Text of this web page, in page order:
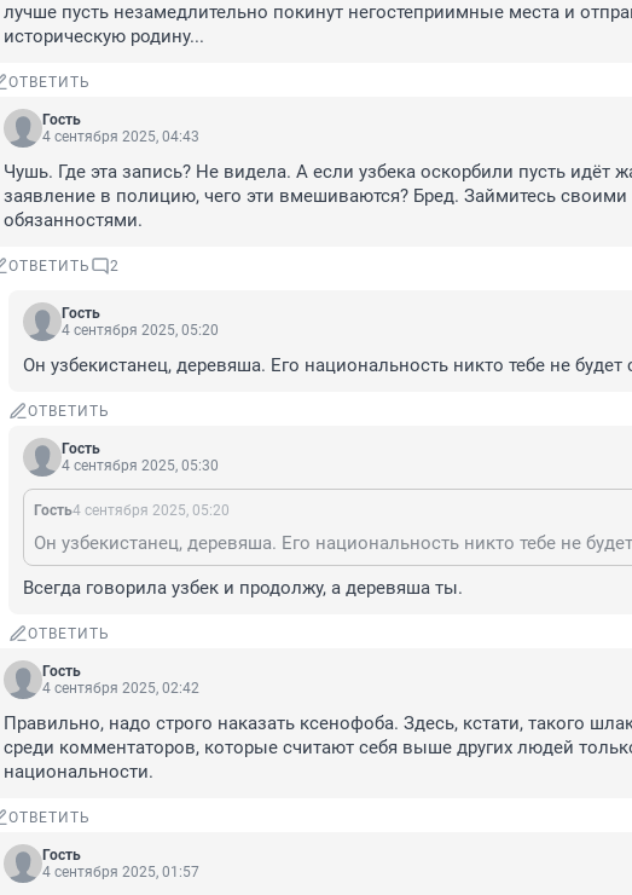
лучше пусть незамедлительно покинут негостеприимные места и
историческую родину...
ОТВЕТИТЬ
Гость
4 сентября 2025, 04:43
Чушь. Где эта запись? Не видела. А если узбека оскорбили пусть идёт
заявление в полицию, чего эти вмешиваются? Бред. Займитесь
обязанностями.
ОТВЕТИТЬ 2
Гость
4 сентября 2025, 05:20
Он узбекистанец, деревяша. Его национальность никто тебе не будет
ОТВЕТИТЬ
Гость
4 сентября 2025, 05:30
Гость4 сентября 2025, 05:20
Он узбекистанец, деревяша. Его национальность никто тебе не
Всегда говорила узбек и продолжу, а деревяша ты.
ОТВЕТИТЬ
Гость
4 сентября 2025, 02:42
Правильно, надо строго наказать ксенофоба. Здесь, кстати, такого
среди комментаторов, которые считают себя выше других людей
национальности.
ОТВЕТИТЬ
Гость
4 сентября 2025, 01:57